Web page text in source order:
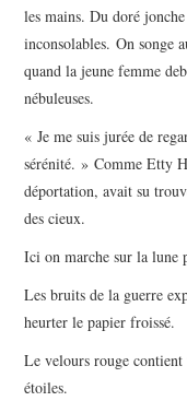
HORS SCÈNE
PROPOSER UN
les mains. Du doré
inconsolables. On songe
quand la jeune femme
nébuleuses.
« Je me suis jurée de
sérénité. » Comme Etty
déportation, avait su
des cieux.
Ici on marche sur la lune
Les bruits de la guerre
heurter le papier froissé.
Le velours rouge contient
étoiles.